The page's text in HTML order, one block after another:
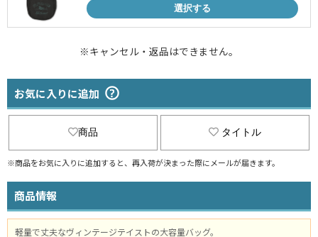
選択する
※キャンセル・返品はできません。
お気に入りに追加
商品 タイトル
※商品をお気に入りに追加すると、再入荷が決まった際にメールが届きます。
商品情報
軽量で丈夫なヴィンテージテイストの大容量バッグ。